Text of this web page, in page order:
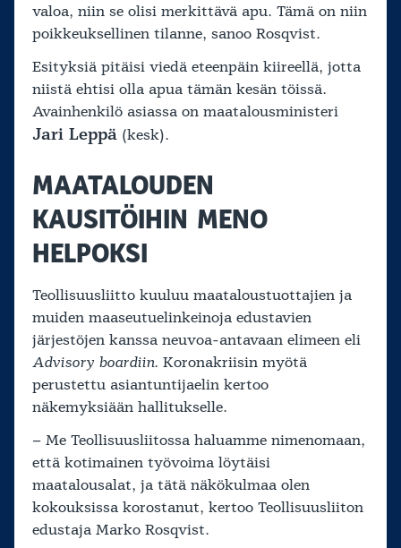
valoa, niin se olisi merkittävä apu. Tämä on niin
poikkeuksellinen tilanne, sanoo Rosqvist.
Esityksiä pitäisi viedä eteenpäin kiireellä, jotta
niistä ehtisi olla apua tämän kesän töissä.
Avainhenkilö asiassa on maatalousministeri
Jari Leppä (kesk).
MAATALOUDEN
KAUSITÖIHIN MENO
HELPOKSI
Teollisuusliitto kuuluu maataloustuottajien ja
muiden maaseutuelinkeinoja edustavien
järjestöjen kanssa neuvoa-antavaan elimeen eli
Advisory boardiin. Koronakriisin myötä
perustettu asiantuntijaelin kertoo
näkemyksiään hallitukselle.
– Me Teollisuusliitossa haluamme nimenomaan,
että kotimainen työvoima löytäisi
maatalousalat, ja tätä näkökulmaa olen
kokouksissa korostanut, kertoo Teollisuusliiton
edustaja Marko Rosqvist.